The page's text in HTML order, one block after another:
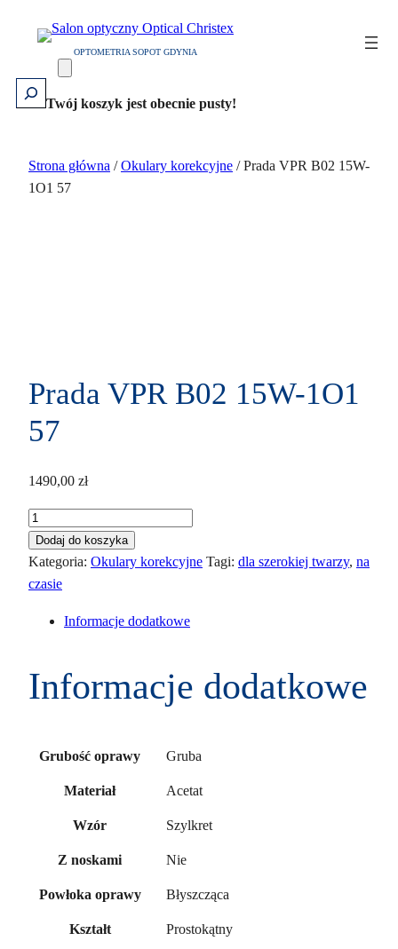
OPTOMETRIA SOPOT GDYNIA
Szukaj
Twój koszyk jest obecnie pusty!
Strona główna /Okulary korekcyjne / Prada VPR B02 15W-
1O1 57
Prada VPR B02 15W-1O1
57
1490,00 zł
ilość
Prada
VPR
B02
1O1
Dodaj do koszyka
Kategoria: Okulary korekcyjne Tagi: dla szerokiej twarzy, na
czasie
Informacje dodatkowe
Informacje dodatkowe
Grubość oprawy Gruba
Materiał Acetat
Wzór Szylkret
Z noskami Nie
Powłoka oprawy Błyszcząca
Kształt Prostokątny